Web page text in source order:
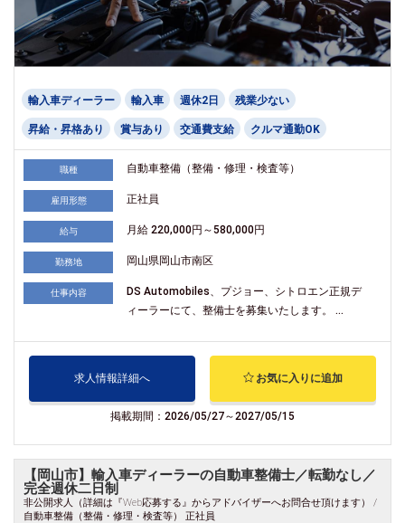
輸入車ディーラー 輸入車 週休2日 残業少ない
昇給・昇格あり 賞与あり 交通費支給 クルマ通勤OK
職種 自動車整備（整備・修理・検査等）
雇用形態 正社員
給与 月給 220,000円～580,000円
勤務地 岡山県岡山市南区
仕事内容
DS Automobiles、プジョー、シトロエン正規デ
ィーラーにて、整備士を募集いたします。 ...
求人情報詳細へ お気に入りに追加
掲載期間：2026/05/27～2027/05/15
【岡山市】輸入車ディーラーの自動車整備士／転勤なし／
完全週休二日制
非公開求人（詳細は『Web応募する』からアドバイザーへお問合せ頂けます） /
自動車整備（整備・修理・検査等） 正社員